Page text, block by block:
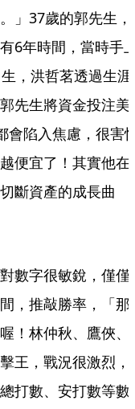
」37歲的郭先生，
6年時間，當時手
，洪哲茗透過生涯
先生將資金投注美
會陷入焦慮，很害
便宜了！其實他在
斷資產的成長曲
數字很敏銳，僅僅
，推敲勝率，「那
！林仲秋、鷹俠、
王，戰況很激烈，
打數、安打數等數